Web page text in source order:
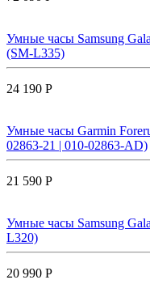
Умные часы Samsung
(SM-L335)
24 190 Р
Умные часы Garmin
02863-21 | 010-02863-AD)
21 590 Р
Умные часы Samsung
L320)
20 990 Р